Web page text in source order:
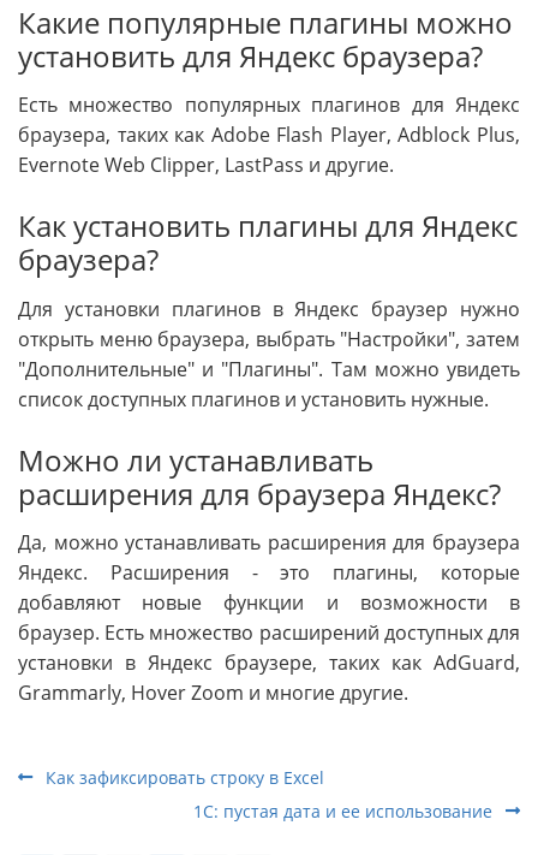
Какие популярные плагины можно
установить для Яндекс браузера?
Есть множество популярных плагинов для Яндекс
браузера, таких как Adobe Flash Player, Adblock Plus,
Evernote Web Clipper, LastPass и другие.
Как установить плагины для Яндекс
браузера?
Для установки плагинов в Яндекс браузер нужно
открыть меню браузера, выбрать "Настройки", затем
"Дополнительные" и "Плагины". Там можно увидеть
список доступных плагинов и установить нужные.
Можно ли устанавливать
расширения для браузера Яндекс?
Да, можно устанавливать расширения для браузера
Яндекс. Расширения - это плагины, которые
добавляют новые функции и возможности в
браузер. Есть множество расширений доступных для
установки в Яндекс браузере, таких как AdGuard,
Grammarly, Hover Zoom и многие другие.
Как зафиксировать строку в Excel
1С: пустая дата и ее использование